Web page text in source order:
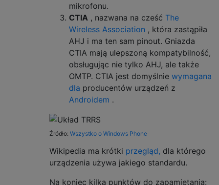
mikrofonu.
CTIA , nazwana na cześć The
Wireless Association , która zastąpiła
AHJ i ma ten sam pinout. Gniazda
CTIA mają ulepszoną kompatybilność,
obsługując nie tylko AHJ, ale także
OMTP. CTIA jest domyślnie wymagana
dla producentów urządzeń z
Androidem .
Źródło: Wszystko o Windows Phone
Wikipedia ma krótki przegląd, dla którego
urządzenia używa jakiego standardu.
Na koniec kilka punktów do zapamiętania: